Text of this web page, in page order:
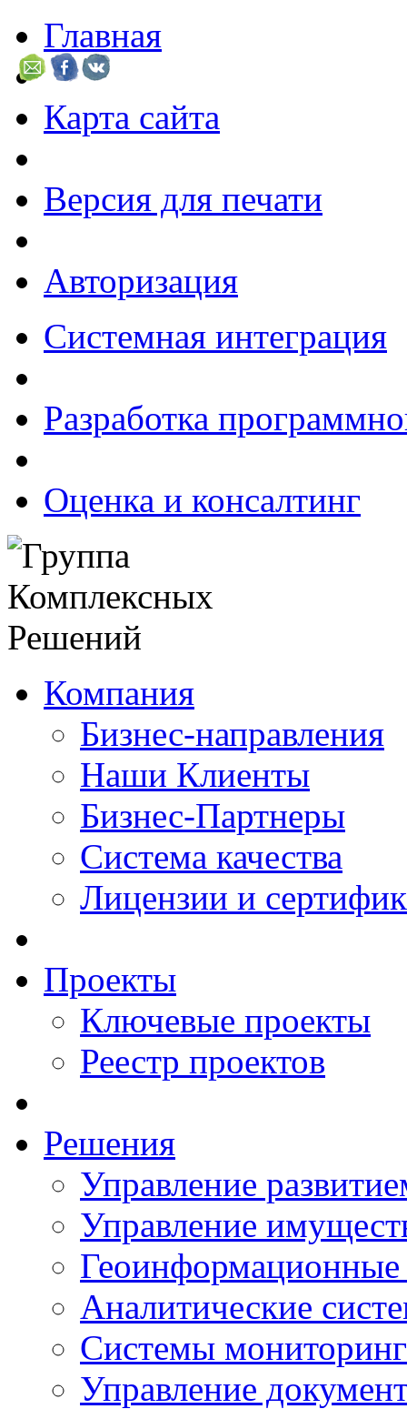
Главная
Карта сайта
Версия для печати
Авторизация
Системная интеграция
Разработка
Оценка и консалтинг
Компания
Бизнес-направления
Наши Клиенты
Бизнес-Партнеры
Система качества
Лицензии и
Проекты
Ключевые проекты
Реестр проектов
Решения
Управление
Управление
Аналитические
Системы
Управление